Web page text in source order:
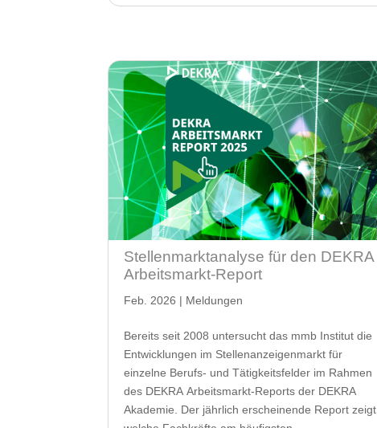
Stellenmarktanalyse für den DEKRA
Arbeitsmarkt-Report
Feb. 2026 | Meldungen
Bereits seit 2008 untersucht das mmb Institut die
Entwicklungen im Stellenanzeigenmarkt für
einzelne Berufs- und Tätigkeitsfelder im Rahmen
des DEKRA Arbeitsmarkt-Reports der DEKRA
Akademie. Der jährlich erscheinende Report zeigt,